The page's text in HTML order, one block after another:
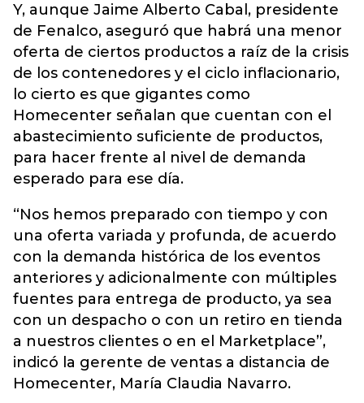
Y, aunque Jaime Alberto Cabal, presidente
de Fenalco, aseguró que habrá una menor
oferta de ciertos productos a raíz de la crisis
de los contenedores y el ciclo inflacionario,
lo cierto es que gigantes como
Homecenter señalan que cuentan con el
abastecimiento suficiente de productos,
para hacer frente al nivel de demanda
esperado para ese día.
“Nos hemos preparado con tiempo y con
una oferta variada y profunda, de acuerdo
con la demanda histórica de los eventos
anteriores y adicionalmente con múltiples
fuentes para entrega de producto, ya sea
con un despacho o con un retiro en tienda
a nuestros clientes o en el Marketplace”,
indicó la gerente de ventas a distancia de
Homecenter, María Claudia Navarro.